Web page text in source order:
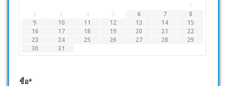
1
2
3 4 5 6 7
8
9
10 11 12 13 14
15
16
17 18 19 20 21
22
23
24 25 26 27 28
29
30
31
ชื่อ*